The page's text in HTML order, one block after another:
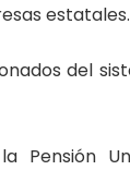
estatales.
del
Pensión